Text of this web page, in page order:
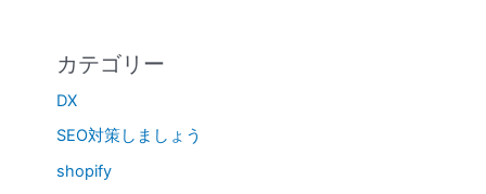
カテゴリー
DX
SEO対策しましょう
shopify